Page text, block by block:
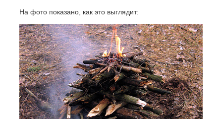
На фото показано, как это выглядит: